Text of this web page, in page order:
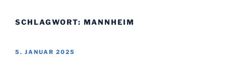
SCHLAGWORT: MANNHEIM
VERÖFFENTLICHT
5. JANUAR 2025